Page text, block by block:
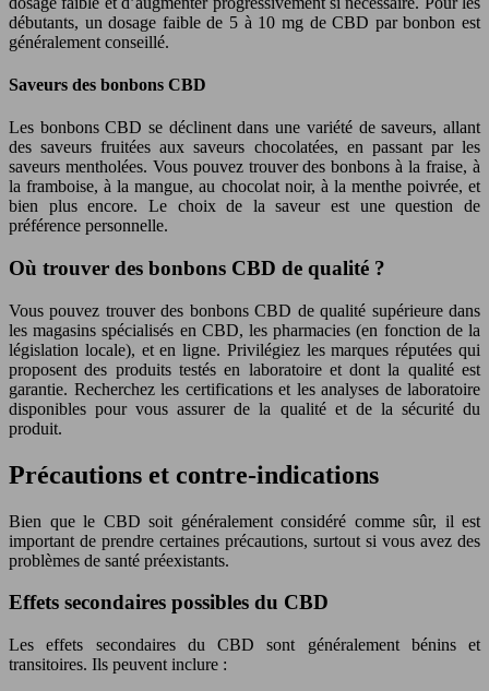
débutants, un dosage faible de 5 à 10 mg de CBD par bonbon est
généralement conseillé.
Saveurs des bonbons CBD
Les bonbons CBD se déclinent dans une variété de saveurs, allant
des saveurs fruitées aux saveurs chocolatées, en passant par les
saveurs mentholées. Vous pouvez trouver des bonbons à la fraise, à
la framboise, à la mangue, au chocolat noir, à la menthe poivrée, et
bien plus encore. Le choix de la saveur est une question de
préférence personnelle.
Où trouver des bonbons CBD de qualité ?
Vous pouvez trouver des bonbons CBD de qualité supérieure dans
les magasins spécialisés en CBD, les pharmacies (en fonction de la
législation locale), et en ligne. Privilégiez les marques réputées qui
proposent des produits testés en laboratoire et dont la qualité est
garantie. Recherchez les certifications et les analyses de laboratoire
disponibles pour vous assurer de la qualité et de la sécurité du
produit.
Précautions et contre-indications
Bien que le CBD soit généralement considéré comme sûr, il est
important de prendre certaines précautions, surtout si vous avez des
problèmes de santé préexistants.
Effets secondaires possibles du CBD
Les effets secondaires du CBD sont généralement bénins et
transitoires. Ils peuvent inclure :